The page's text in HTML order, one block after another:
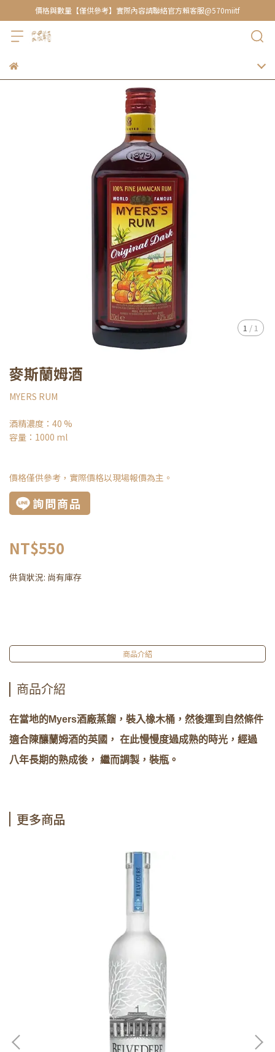
價格與數量【僅供參考】實際內容請聯絡官方賴客服@570miitf
1 / 1
麥斯蘭姆酒
MYERS RUM
酒精濃度：40 %
容量：1000 ml
價格僅供參考，實際價格以現場報價為主。
詢問商品
NT$550
供貨狀況: 尚有庫存
商品介紹
商品介紹
在當地的Myers酒廠蒸餾，裝入橡木桶，然後運到自然條件
適合陳釀蘭姆酒的英國， 在此慢慢度過成熟的時光，經過
八年長期的熟成後， 繼而調製，裝瓶。
更多商品